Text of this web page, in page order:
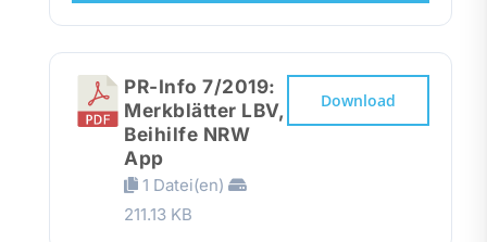
Recht
PR-Info 7/2019:
Merkblätter LBV,
Beihilfe NRW
App
1 Datei(en)
211.13 KB
Download